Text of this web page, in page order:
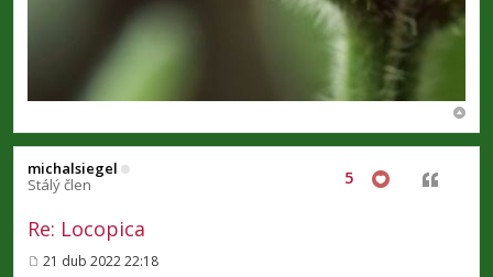
michalsiegel
Stálý člen
Re: Locopica
5 Citovat
21 dub 2022 22:18